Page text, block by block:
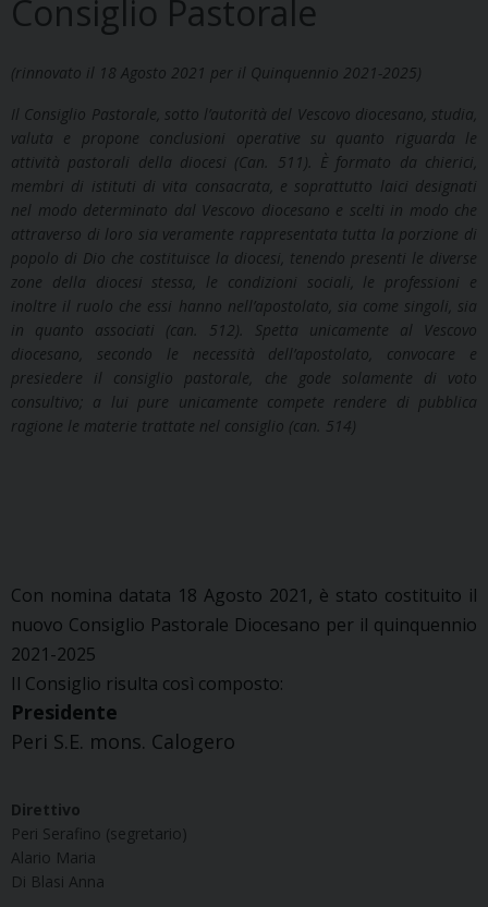
Consiglio Pastorale
(rinnovato il 18 Agosto 2021 per il Quinquennio 2021-2025)
Il Consiglio Pastorale, sotto l’autorità del Vescovo diocesano, studia,
valuta e propone conclusioni operative su quanto riguarda le
attività pastorali della diocesi (Can. 511). È formato da chierici,
membri di istituti di vita consacrata, e soprattutto laici designati
nel modo determinato dal Vescovo diocesano e scelti in modo che
attraverso di loro sia veramente rappresentata tutta la porzione di
popolo di Dio che costituisce la diocesi, tenendo presenti le diverse
zone della diocesi stessa, le condizioni sociali, le professioni e
inoltre il ruolo che essi hanno nell’apostolato, sia come singoli, sia
in quanto associati (can. 512). Spetta unicamente al Vescovo
diocesano, secondo le necessità dell’apostolato, convocare e
presiedere il consiglio pastorale, che gode solamente di voto
consultivo; a lui pure unicamente compete rendere di pubblica
ragione le materie trattate nel consiglio (can. 514)
Con nomina datata 18 Agosto 2021, è stato costituito il
nuovo Consiglio Pastorale Diocesano per il quinquennio
2021-2025
Il Consiglio risulta così composto:
Presidente
Peri S.E. mons. Calogero
Direttivo
Peri Serafino (segretario)
Alario Maria
Di Blasi Anna